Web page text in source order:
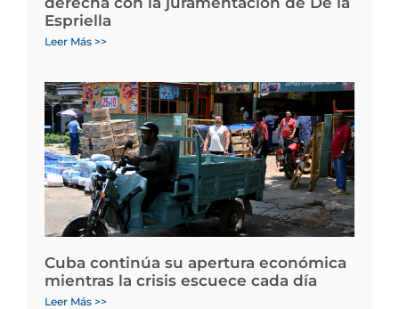
Espriella
Leer Más >>
Cuba continúa su apertura económica
mientras la crisis escuece cada día
Leer Más >>